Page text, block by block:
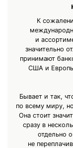
К
и
значительно
принимают
США и
Бывает и так,
по всему миру,
Она стоит
сразу в
отдельно
не